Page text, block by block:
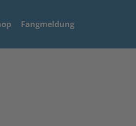
Fangmeldung